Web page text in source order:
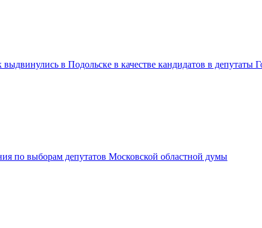
выдвинулись в Подольске в качестве кандидатов в депутаты
по выборам депутатов Московской областной думы